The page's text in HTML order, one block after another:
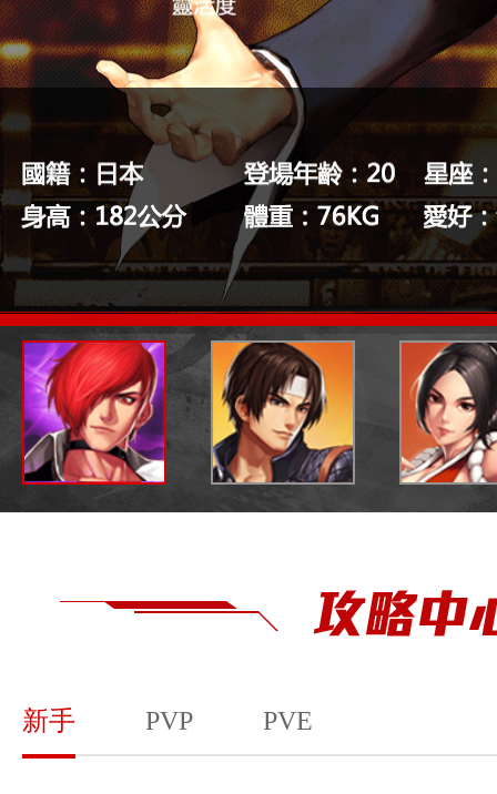
新手 PVP PVE